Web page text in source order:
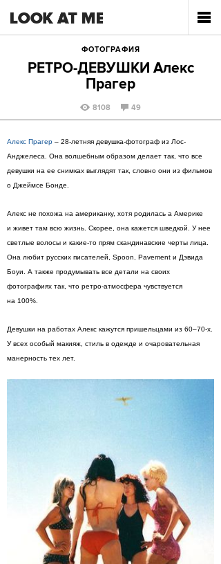
ФОТОГРАФИЯ
РЕТРО-ДЕВУШКИ Алекс
Прагер
8108 49
Алекс Прагер – 28-летняя девушка-фотограф из Лос-
Анджелеса. Она волшебным образом делает так, что все
девушки на ее снимках выглядят так, словно они из фильмов
о Джеймсе Бонде.
Алекс не похожа на американку, хотя родилась а Америке
и живет там всю жизнь. Скорее, она кажется шведкой. У нее
светлые волосы и какие-то прям скандинавские черты лица.
Она любит русских писателей, Spoon, Pavement и Дэвида
Боуи. А также продумывать все детали на своих
фотографиях так, что ретро-атмосфера чувствуется
на 100%.
Девушки на работах Алекс кажутся пришельцами из 60–70-х.
У всех особый макияж, стиль в одежде и очаровательная
манерность тех лет.